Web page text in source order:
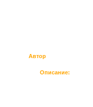
Автор: modos(kea)
Описание: